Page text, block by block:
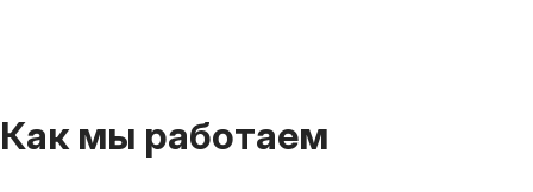
Как мы работаем